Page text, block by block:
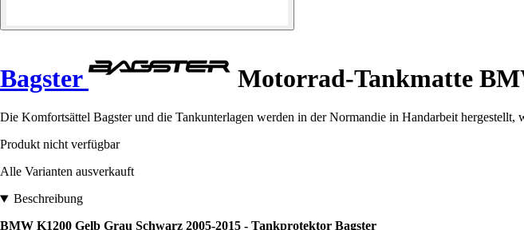
Bagster Motorrad-Tankmatte
Die Komfortsättel Bagster und die Tankunterlagen werden in der Normandie in Handarbeit
Produkt nicht verfügbar
Alle Varianten ausverkauft
Beschreibung
BMW K1200 Gelb Grau Schwarz 2005-2015 - Tankprotektor Bagster